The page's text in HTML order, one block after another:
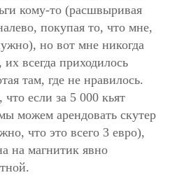
кому-то (расшвыривая
покупая то, что мне,
но вот мне никогда
всегда приходилось
там, где не нравилось.
если за 5 000 кьят
можем арендовать скутер
что это всего 3 евро),
на магнитик явно